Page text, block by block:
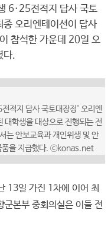
6·25전적지 답사 국토
오리엔테이션이 답사
참석한 가운데 20일 오
다.
적지 답사 국토대장정' 오리엔
학생을 대상으로 진행되는 전
는 안보교육과 개인위생 및 안
품을 지급했다. ⓒkonas.net
13일 가진 1차에 이어 최
군본부 중회의실은 이들 전